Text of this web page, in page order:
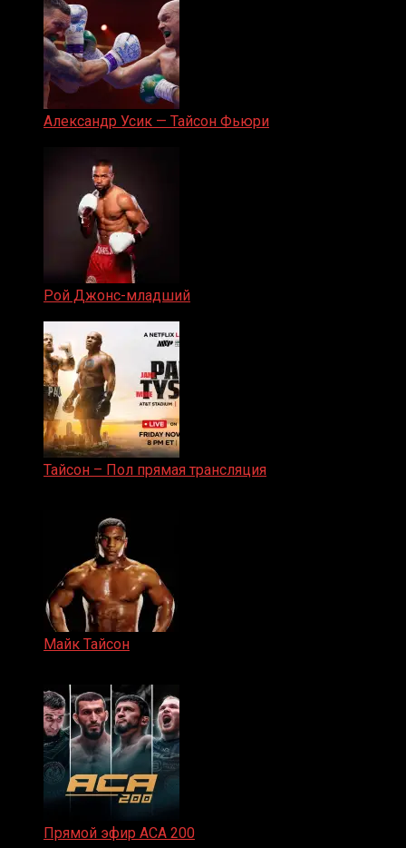
Александр Усик — Тайсон Фьюри
Рой Джонс-младший
Тайсон – Пол прямая трансляция
Майк Тайсон
Прямой эфир ACA 200